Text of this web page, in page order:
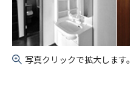
写真クリックで拡大します。